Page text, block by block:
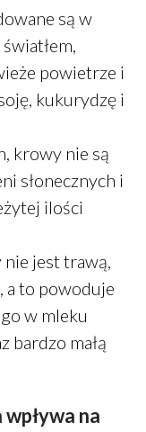
2020
2019
są w
powietrze i
kukurydzę i
krowy nie są
słonecznych i
ilości
nie jest trawą,
a to powoduje
w mleku
bardzo małą
na